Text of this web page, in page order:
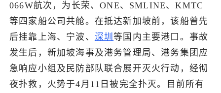
出海交流群
了解出海网
066W航次，为长荣、ONE、SMLINE、KMTC
等四家船公司共舱。在抵达新加坡前，该船曾先
后挂靠上海、宁波、 深圳等国内主要港口。事故
发生后，新加坡海事及港务管理局、港务集团应
急响应小组及民防部队联合展开灭火行动，经彻
夜扑救，火势于4月11日被完全扑灭。目前所有